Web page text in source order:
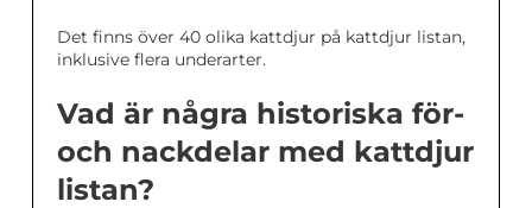
Det finns över 40 olika kattdjur på kattdjur listan,
inklusive flera underarter.
Vad är några historiska för-
och nackdelar med kattdjur
listan?